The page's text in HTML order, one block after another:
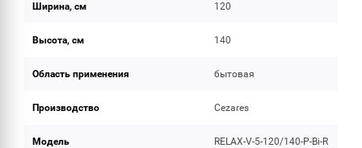
Ширина, см 120
Высота, см 140
Область применения бытовая
Производство Cezares
Модель RELAX-V-5-120/140-P-Bi-R